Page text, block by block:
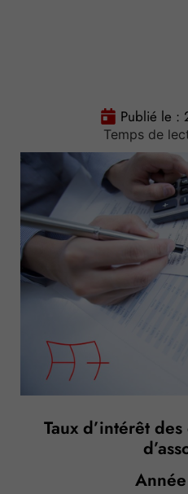
Publié le :
Temps de
Taux d’intérêt